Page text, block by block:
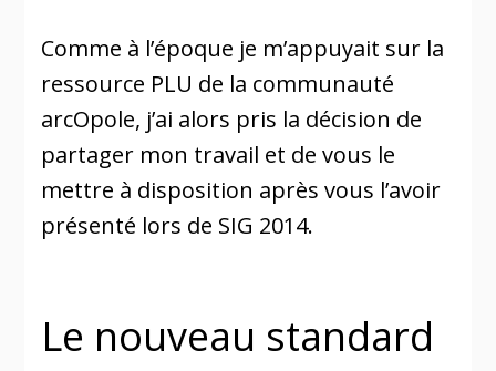
Comme à l’époque je m’appuyait sur la
ressource PLU de la communauté
arcOpole, j’ai alors pris la décision de
partager mon travail et de vous le
mettre à disposition après vous l’avoir
présenté lors de SIG 2014.
Le nouveau standard